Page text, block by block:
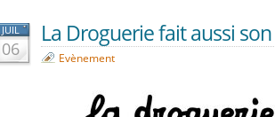
JUIL
06
La Droguerie fait aussi
Evènement